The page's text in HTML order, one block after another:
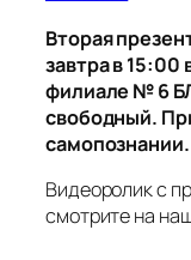
Вторая
завтра в
филиале № 6
свободный.
самопознании.
Видеоролик с
смотрите на